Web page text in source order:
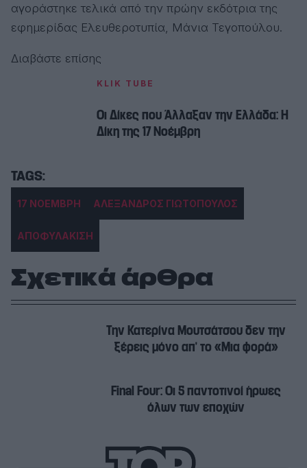
αγοράστηκε τελικά από την πρώην εκδότρια της
εφημερίδας Ελευθεροτυπία, Μάνια Τεγοπούλου.
Διαβάστε επίσης
KLIK TUBE
Οι Δίκες που Άλλαξαν την Ελλάδα: Η
Δίκη της 17 Νοέμβρη
17 ΝΟΕΜΒΡΗ ΑΛΕΞΑΝΔΡΟΣ ΓΙΩΤΟΠΟΥΛΟΣ
ΑΠΟΦΥΛΑΚΙΣΗ
Σχετικά άρθρα
Την Κατερίνα Μουτσάτσου δεν την
ξέρεις μόνο απ’ το «Μια φορά»
Final Four: Οι 5 παντοτινοί ήρωες
όλων των εποχών